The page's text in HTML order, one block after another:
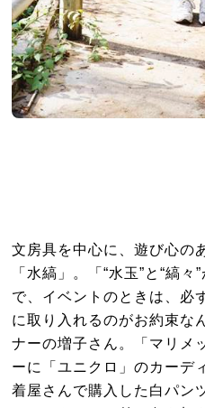
文房具を中心に、遊び心の
「水縞」。「“水玉”と“縞
で、イベントのときは、必
に取り入れるのがお約束な
ナーの増子さん。「マリメ
ーに「ユニクロ」のカーデ
着屋さんで購入した白パン